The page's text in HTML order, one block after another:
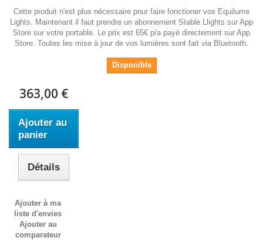
Cette produit n'est plus nécessaire pour faire fonctioner vos Equilume
Lights. Maintenant il faut prendre un abonnement Stable Llights sur App
Store sur votre portable. Le prix est 65€ p/a payé directement sur App
Store. Toutes les mise à jour de vos lumières sont fait via Bluetooth.
Disponible
363,00 €
Ajouter au
panier
Détails
Ajouter à ma
liste d'envies
Ajouter au
comparateur